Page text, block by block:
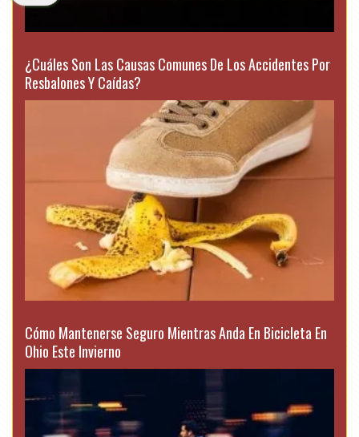
¿Cuáles Son Las Causas Comunes De Los Accidentes Por
Resbalones Y Caídas?
Cómo Mantenerse Seguro Mientras Anda En Bicicleta En
Ohio Este Invierno